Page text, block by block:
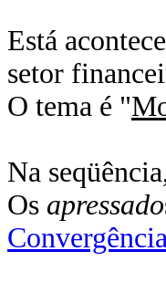
Está
setor
O tema é "
Na
Os apressado